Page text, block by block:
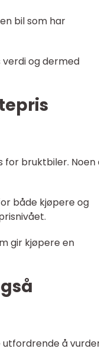
bil som har
og dermed
bruktbiler. Noen
både kjøpere og
gir kjøpere en
å